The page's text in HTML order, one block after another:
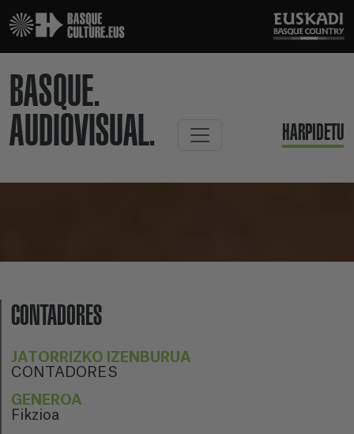
BASQUE.
AUDIOVISUAL.
HARPIDETU
CONTADORES
JATORRIZKO IZENBURUA
CONTADORES
GENEROA
Fikzioa